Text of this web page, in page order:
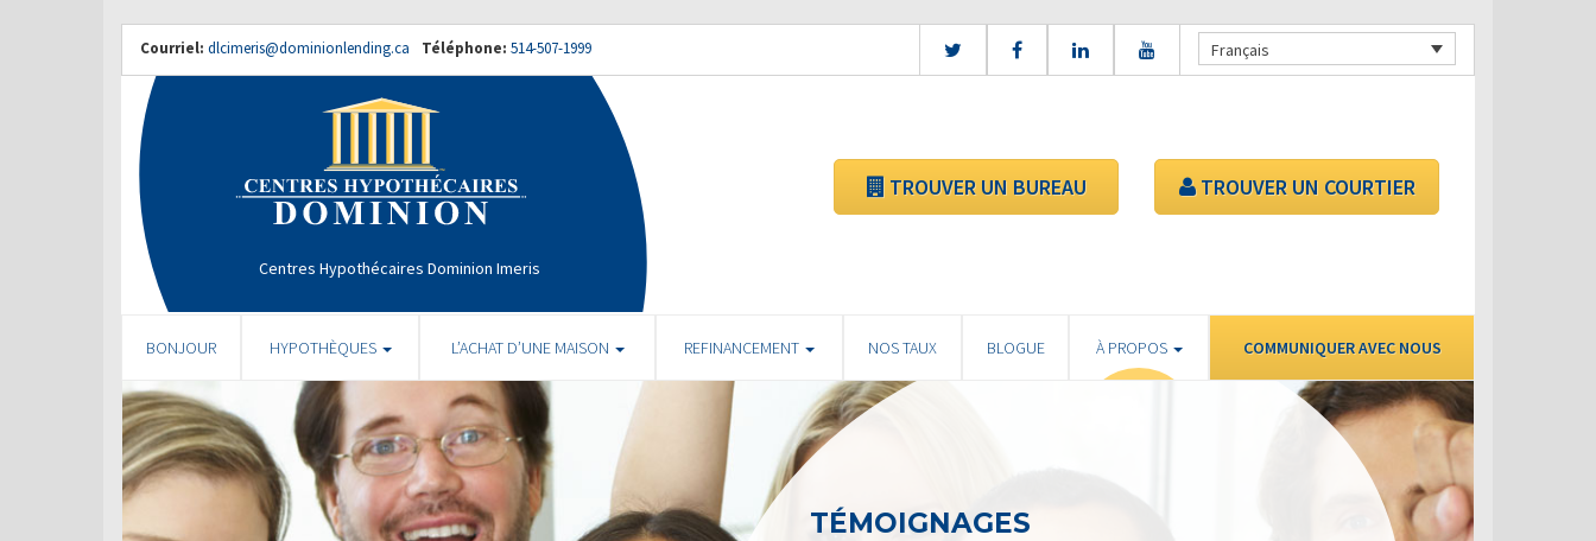
Courriel: dlcimeris@dominionlending.ca Téléphone: 514-507-1999 Français
Centres Hypothécaires Dominion Imeris
TROUVER UN BUREAU TROUVER UN COURTIER
BONJOUR HYPOTHÈQUES L’ACHAT D’UNE MAISON REFINANCEMENT NOS TAUX BLOGUE À PROPOS COMMUNIQUER AVEC NOUS
TÉMOIGNAGES